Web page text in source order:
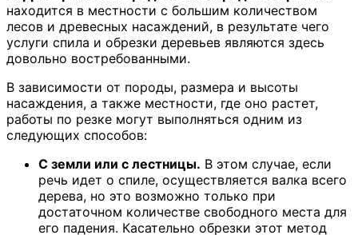
находится в местности с большим количеством
лесов и древесных насаждений, в результате чего
услуги спила и обрезки деревьев являются здесь
довольно востребованными.
В зависимости от породы, размера и высоты
насаждения, а также местности, где оно растет,
работы по резке могут выполняться одним из
следующих способов:
С земли или с лестницы. В этом случае, если
речь идет о спиле, осуществляется валка всего
дерева, но это возможно только при
достаточном количестве свободного места для
его падения. Касательно обрезки этот метод